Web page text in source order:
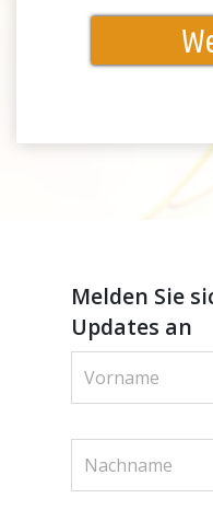
Melden Sie
Updates an